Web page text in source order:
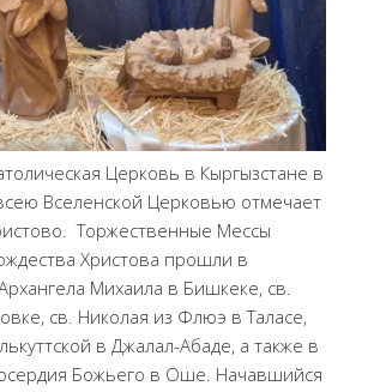
Церковь в Кыргызстане в
Вселенской Церковью отмечает
Торжественные Мессы
Христова прошли в
Михаила в Бишкеке, св.
св. Николая из Флюэ в Таласе,
в Джалал-Абаде, а также в
Божьего в Оше. Начавшийся